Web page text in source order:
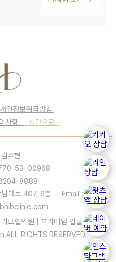
개인정보취급방침
사항 상단으로
김수현
770-53-00968
8888
남대로 407, 9층 Email :
브힙의원 | 프리미엄 얼굴·바디
ALL RIGHTS RESERVED.